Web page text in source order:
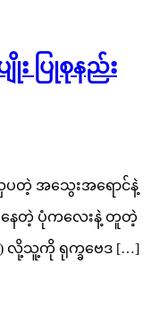
း ပြုစုနည်း
တဲ့ အသွေးအရောင်နဲ့
ကနေတဲ့ ပုံကလေးနဲ့ တူတဲ့
လို့သူ့ကို ရုက္ခဗေဒ […]